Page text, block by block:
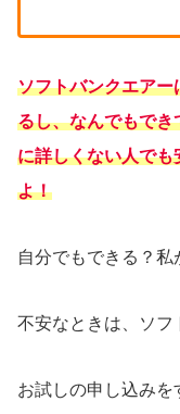
ソフトバンクエアー
るし、なんでもでき
に詳しくない人でも
よ！
自分でもできる？私
不安なときは、ソフ
お試しの申し込みを